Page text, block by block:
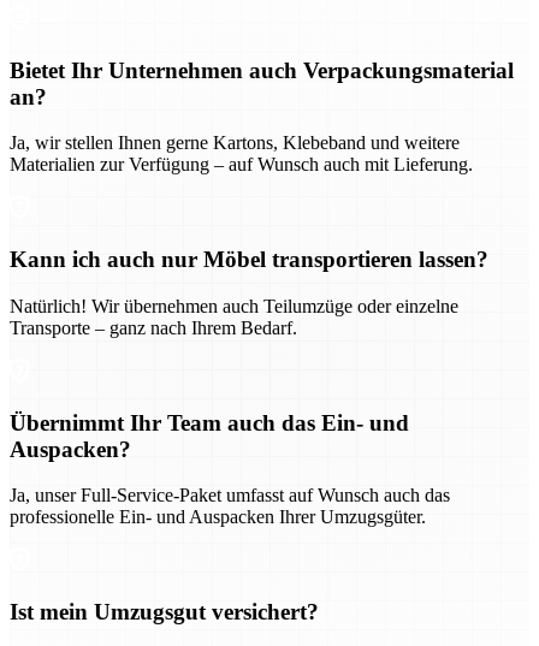
Bietet Ihr Unternehmen auch Verpackungsmaterial
an?
Ja, wir stellen Ihnen gerne Kartons, Klebeband und weitere
Materialien zur Verfügung – auf Wunsch auch mit Lieferung.
Kann ich auch nur Möbel transportieren lassen?
Natürlich! Wir übernehmen auch Teilumzüge oder einzelne
Transporte – ganz nach Ihrem Bedarf.
Übernimmt Ihr Team auch das Ein- und
Auspacken?
Ja, unser Full-Service-Paket umfasst auf Wunsch auch das
professionelle Ein- und Auspacken Ihrer Umzugsgüter.
Ist mein Umzugsgut versichert?